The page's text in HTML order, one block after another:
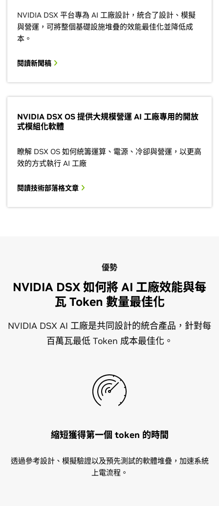
NVIDIA DSX 平台專為 AI 工廠設計，統合了設計、模擬
與營運，可將整個基礎設施堆疊的效能最佳化並降低成
本。
閱讀新聞稿
NVIDIA DSX OS 提供大規模營運 AI 工廠專用的開放
式模組化軟體
瞭解 DSX OS 如何統籌運算、電源、冷卻與營運，以更高
效的方式執行 AI 工廠
閱讀技術部落格文章
優勢
NVIDIA DSX 如何將 AI 工廠效能與每
瓦 Token 數量最佳化
NVIDIA DSX AI 工廠是共同設計的統合產品，針對每
百萬瓦最低 Token 成本最佳化。
縮短獲得第一個 token 的時間
透過參考設計、模擬驗證以及預先測試的軟體堆疊，加速系統
上電流程。